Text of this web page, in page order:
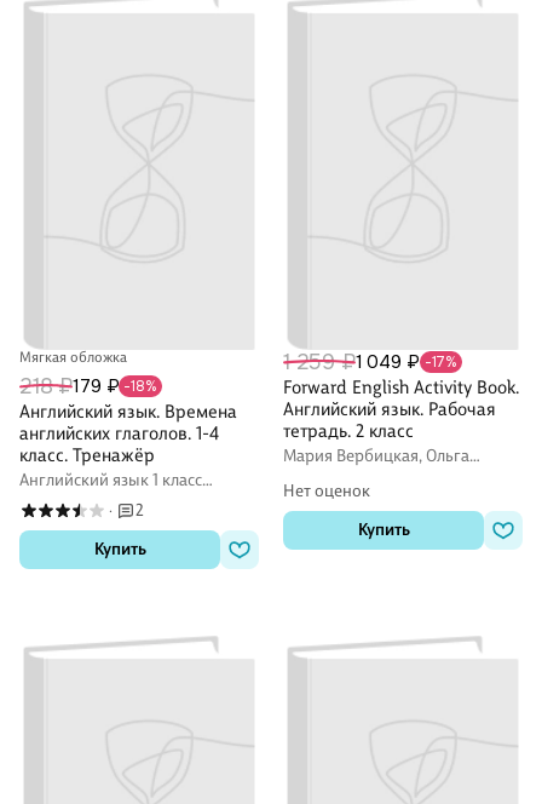
Мягкая обложка
218 ₽179 ₽ -18%
Английский язык. Времена
английских глаголов. 1-4
класс. Тренажёр
Английский язык 1 класс
рабочие тетради (Workbook)
·
2
Купить
1 259 ₽1 049 ₽ -17%
Forward English Activity Book.
Английский язык. Рабочая
тетрадь. 2 класс
Мария Вербицкая, Ольга
Брайен Эббс
Нет оценок
Купить